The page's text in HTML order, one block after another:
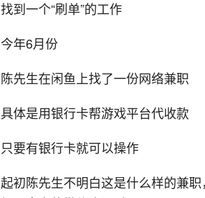
找到一个“刷单”的工作
今年6月份
陈先生在闲鱼上找了一份网络兼职
具体是用银行卡帮游戏平台代收款
只要有银行卡就可以操作
起初陈先生不明白这是什么样的兼职